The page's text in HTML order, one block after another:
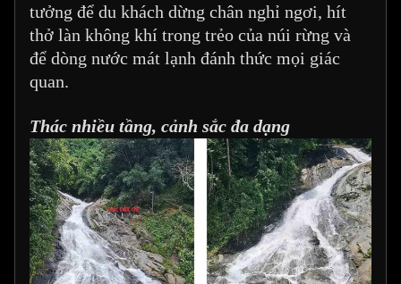
tưởng để du khách dừng chân nghỉ ngơi, hít
thở làn không khí trong trẻo của núi rừng và
để dòng nước mát lạnh đánh thức mọi giác
quan.
Thác nhiều tầng, cảnh sắc đa dạng